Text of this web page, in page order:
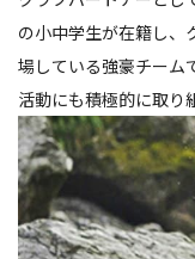
の小中学生が在籍し、
場している強豪チーム
活動にも積極的に取り